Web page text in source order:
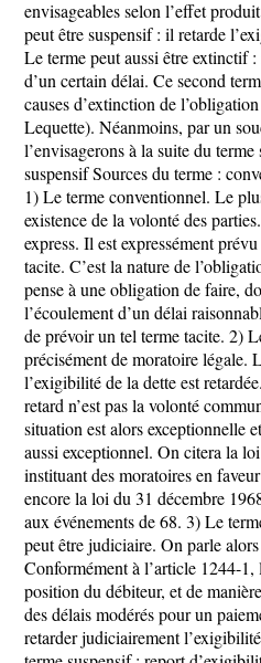
envisageables selon l’effet
peut être suspensif : il retarde
Le terme peut aussi être extinctif
d’un certain délai. Ce second
causes d’extinction de
Lequette). Néanmoins, par un
l’envisagerons à la suite du
suspensif Sources du terme :
1) Le terme conventionnel. Le
existence de la volonté des
express. Il est expressément
tacite. C’est la nature de
pense à une obligation de faire,
l’écoulement d’un délai
de prévoir un tel terme tacite. 2)
précisément de moratoire légale.
l’exigibilité de la dette est
retard n’est pas la volonté
situation est alors exceptionnelle
aussi exceptionnel. On citera la
instituant des moratoires en
encore la loi du 31 décembre
aux événements de 68. 3) Le
peut être judiciaire. On parle
Conformément à l’article 1244-
position du débiteur, et de
des délais modérés pour un
retarder judiciairement